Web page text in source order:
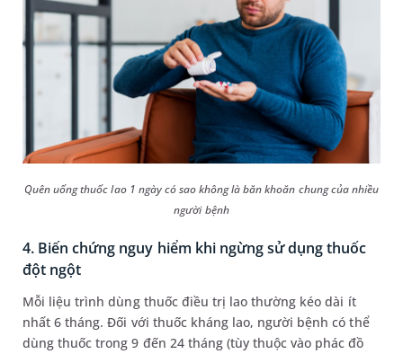
Quên uống thuốc lao 1 ngày có sao không là băn khoăn chung của nhiều
người bệnh
4. Biến chứng nguy hiểm khi ngừng sử dụng thuốc
đột ngột
Mỗi liệu trình dùng thuốc điều trị lao thường kéo dài ít
nhất 6 tháng. Đối với thuốc kháng lao, người bệnh có thể
dùng thuốc trong 9 đến 24 tháng (tùy thuộc vào phác đồ